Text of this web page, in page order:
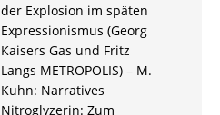
der Explosion im späten
Expressionismus (Georg
Kaisers Gas und Fritz
Langs METROPOLIS) – M.
Kuhn: Narratives
Nitroglyzerin: Zum